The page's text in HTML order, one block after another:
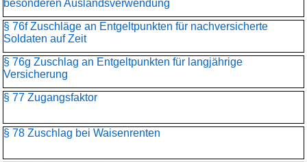
besonderen Auslandsverwendung
§ 76f Zuschläge an Entgeltpunkten für nachversicherte
Soldaten auf Zeit
§ 76g Zuschlag an Entgeltpunkten für langjährige
Versicherung
§ 77 Zugangsfaktor
§ 78 Zuschlag bei Waisenrenten